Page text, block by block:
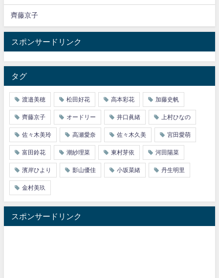
齊藤京子
スポンサードリンク
タグ
渡邉美穂 松田好花 高本彩花 加藤史帆
齊藤京子 オードリー 井口眞緒 上村ひなの
佐々木美玲 高瀬愛奈 佐々木久美 宮田愛萌
富田鈴花 潮紗理菜 東村芽依 河田陽菜
濱岸ひより 影山優佳 小坂菜緒 丹生明里
金村美玖
スポンサードリンク